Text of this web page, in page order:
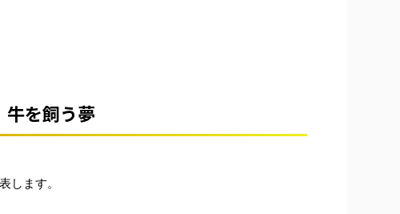
牛を飼う夢
します。